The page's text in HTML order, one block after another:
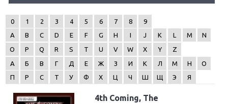
0 1 2 3 4 5 6 7 8
9
A
B C D E F G H I J K L M
N
O
P Q R S T U V W X Y
Z
А
Б В Г Д Е Ж З И К Л М Н
О
П
Р С Т У Ф Х Ц Ч Ш Щ Э Я
4th Coming, The